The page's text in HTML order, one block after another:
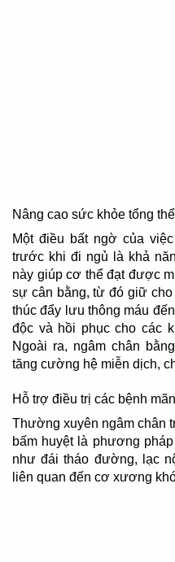
Nâng cao sức khỏe tổng thể
Một điều bất ngờ của
trước khi đi ngủ là khả
này giúp cơ thể đạt được
sự cân bằng, từ đó giữ
thúc đẩy lưu thông máu
độc và hồi phục cho các
Ngoài ra, ngâm chân
tăng cường hệ miễn dịch,
Hỗ trợ điều trị các bệnh
Thường xuyên ngâm chân
bấm huyệt là phương
như đái tháo đường, lạc
liên quan đến cơ xương